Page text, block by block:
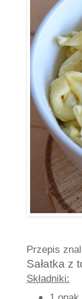
Przepis
Sałatka z
Składniki: